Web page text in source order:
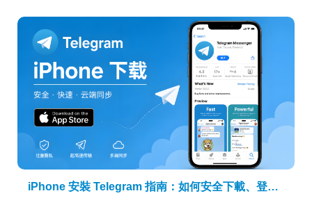
iPhone 安裝 Telegram 指南：如何安全下載、登入與換機說明？